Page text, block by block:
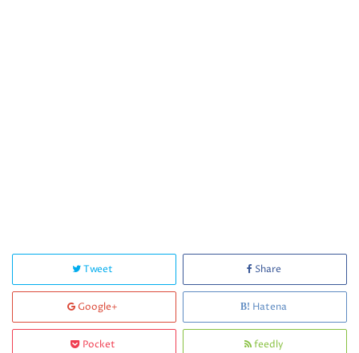
Tweet Share
Google+ Hatena
Pocket feedly